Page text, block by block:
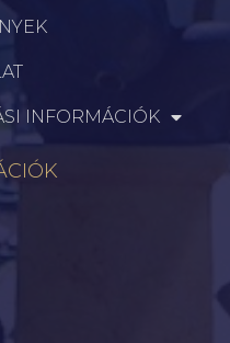
INFORMÁCIÓK